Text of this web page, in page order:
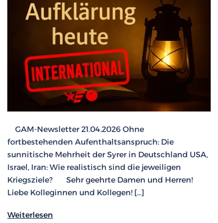
GAM-Newsletter 21.04.2026 Ohne
fortbestehenden Aufenthaltsanspruch: Die
sunnitische Mehrheit der Syrer in Deutschland USA,
Israel, Iran: Wie realistisch sind die jeweiligen
Kriegsziele? Sehr geehrte Damen und Herren!
Liebe Kolleginnen und Kollegen! […]
Weiterlesen